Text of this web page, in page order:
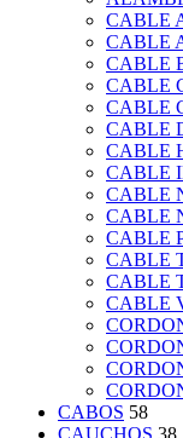
CABLE
CABLE
CABLE
CABLE
CABLE
CABLE
CABLE
CABLE
CABLE
CABLE
CABLE
CABLE
CABLE
CABLE
CABOS 58